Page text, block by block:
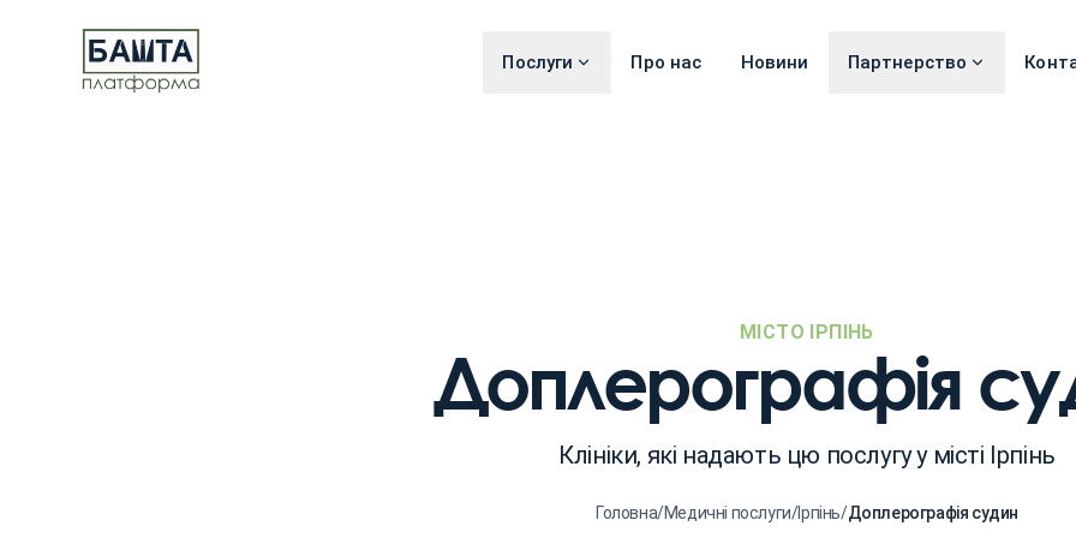
Послуги Про нас Новини Партнерство
МІСТО ІРПІНЬ
Доплерографія
Клініки, які надають цю послугу у місті Ірпінь
Головна/Медичні послуги/Ірпінь/Доплерографія судин